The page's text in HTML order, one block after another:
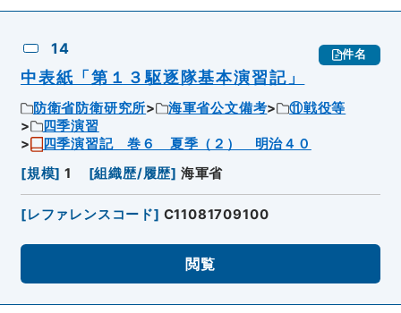
14 件名
中表紙「第１３駆逐隊基本演習記」
防衛省防衛研究所 海軍省公文備考
⑪戦役等
四季演習
四季演習記 巻６ 夏季（２） 明治４０
[規模] 1 [組織歴/履歴] 海軍省
[レファレンスコード] C11081709100
閲覧